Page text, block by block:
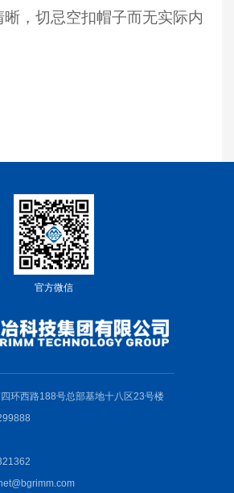
，切忌空扣帽子而无实际内
官方微信
环西路188号总部基地十八区23号楼